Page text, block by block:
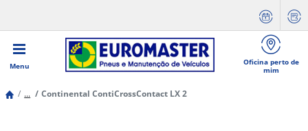
Menu
Oficina perto de
mim
... Continental ContiCrossContact LX 2